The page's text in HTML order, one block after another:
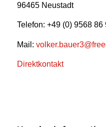
96465 Neustadt
Telefon: +49 (0) 9568 86
Mail:
Direktkontakt